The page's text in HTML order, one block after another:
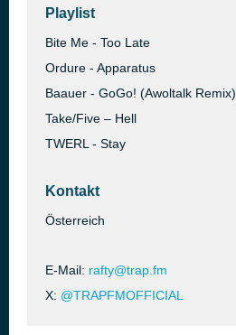
Playlist
Bite Me - Too Late
Ordure - Apparatus
Baauer - GoGo! (Awoltalk Remix)
Take/Five – Hell
TWERL - Stay
Kontakt
Österreich
E-Mail: rafty@trap.fm
X: @TRAPFMOFFICIAL